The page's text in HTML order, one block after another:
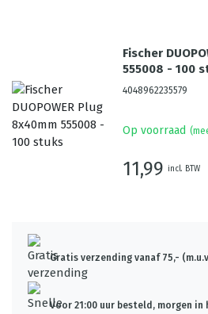
Fischer
555008 - 100
4048962235579
Op voorraad
11,99 incl. BTW
Gratis verzending vanaf 75,-
Voor 21:00 uur besteld, morgen in